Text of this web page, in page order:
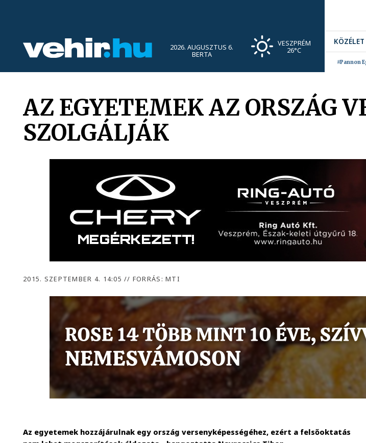
2026. AUGUSZTUS 6.
BERTA
VESZPRÉM
26°C
KÖZÉLET
#Pannon
AZ EGYETEMEK AZ ORSZÁG
SZOLGÁLJÁK
2015. SZEPTEMBER 4. 14:05// FORRÁS: MTI
Az egyetemek hozzájárulnak egy ország versenyképességéhez, ezért a felsőoktatás